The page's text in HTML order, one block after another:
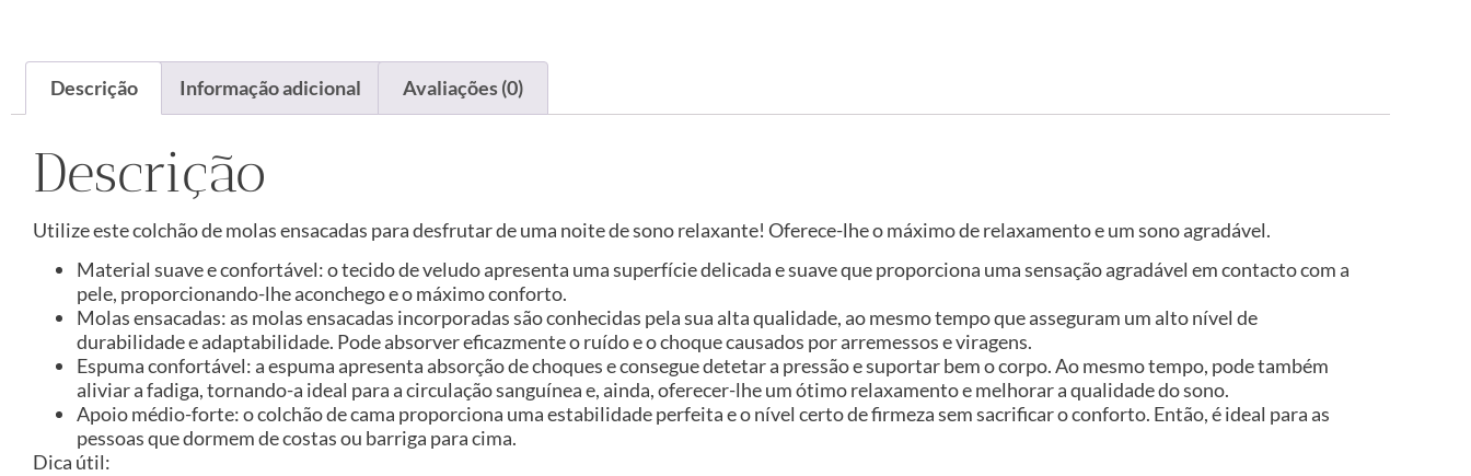
Descrição Informação adicional Avaliações (0)
Descrição
Utilize este colchão de molas ensacadas para desfrutar de uma noite de sono relaxante! Oferece-lhe o máximo de relaxamento e um sono agradável.
Material suave e confortável: o tecido de veludo apresenta uma superfície delicada e suave que proporciona uma sensação agradável em contacto com a
pele, proporcionando-lhe aconchego e o máximo conforto.
Molas ensacadas: as molas ensacadas incorporadas são conhecidas pela sua alta qualidade, ao mesmo tempo que asseguram um alto nível de
durabilidade e adaptabilidade. Pode absorver eficazmente o ruído e o choque causados por arremessos e viragens.
Espuma confortável: a espuma apresenta absorção de choques e consegue detetar a pressão e suportar bem o corpo. Ao mesmo tempo, pode também
aliviar a fadiga, tornando-a ideal para a circulação sanguínea e, ainda, oferecer-lhe um ótimo relaxamento e melhorar a qualidade do sono.
Apoio médio-forte: o colchão de cama proporciona uma estabilidade perfeita e o nível certo de firmeza sem sacrificar o conforto. Então, é ideal para as
pessoas que dormem de costas ou barriga para cima.
Dica útil: